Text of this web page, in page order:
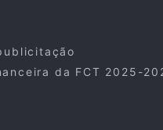
da FCT 2025-